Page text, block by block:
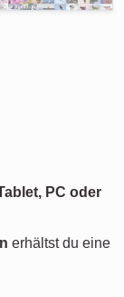
PC oder
erhältst du eine